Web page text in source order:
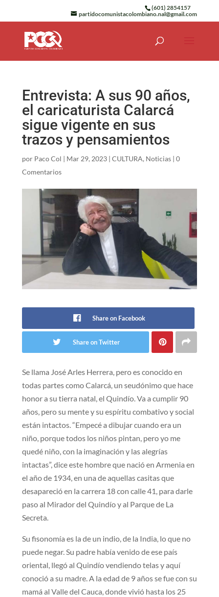
(601) 2854157
partidocomunistacolombiano.nal@gmail.com
Entrevista: A sus 90 años,
el caricaturista Calarcá
sigue vigente en sus
trazos y pensamientos
por Paco Col | Mar 29, 2023| CULTURA, Noticias| 0
Comentarios
Share on Facebook
Share on Twitter
Se llama José Arles Herrera, pero es conocido en
todas partes como Calarcá, un seudónimo que hace
honor a su tierra natal, el Quindío. Va a cumplir 90
años, pero su mente y su espíritu combativo y social
están intactos. “Empecé a dibujar cuando era un
niño, porque todos los niños pintan, pero yo me
quedé niño, con la imaginación y las alegrías
intactas”, dice este hombre que nació en Armenia en
el año de 1934, en una de aquellas casitas que
desapareció en la carrera 18 con calle 41, para darle
paso al Mirador del Quindío y al Parque de La
Secreta.
Su fisonomía es la de un indio, de la India, lo que no
puede negar. Su padre había venido de ese país
oriental, llegó al Quindío vendiendo telas y aquí
conoció a su madre. A la edad de 9 años se fue con su
mamá al Valle del Cauca, donde vivió hasta los 25